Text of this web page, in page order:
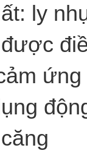
ly
ứng